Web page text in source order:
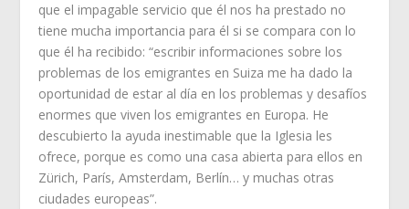
que el impagable servicio que él nos ha prestado no
tiene mucha importancia para él si se compara con lo
que él ha recibido: “escribir informaciones sobre los
problemas de los emigrantes en Suiza me ha dado la
oportunidad de estar al día en los problemas y desafíos
enormes que viven los emigrantes en Europa. He
descubierto la ayuda inestimable que la Iglesia les
ofrece, porque es como una casa abierta para ellos en
Zürich, París, Amsterdam, Berlín… y muchas otras
ciudades europeas”.